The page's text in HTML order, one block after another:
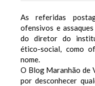
As referidas
ofensivos e
do diretor do
ético-social, como
nome.
O Blog Maranhão de
por desconhecer